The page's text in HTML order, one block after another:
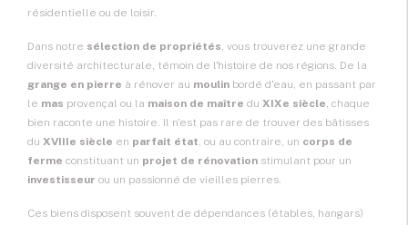
résidentielle ou de loisir.
Dans notre sélection de propriétés, vous trouverez une grande
diversité architecturale, témoin de l'histoire de nos régions. De la
grange en pierre à rénover au moulin bordé d'eau, en passant par
le mas provençal ou la maison de maître du XIXe siècle, chaque
bien raconte une histoire. Il n'est pas rare de trouver des bâtisses
du XVIIIe siècle en parfait état, ou au contraire, un corps de
ferme constituant un projet de rénovation stimulant pour un
investisseur ou un passionné de vieilles pierres.
Ces biens disposent souvent de dépendances (étables, hangars)